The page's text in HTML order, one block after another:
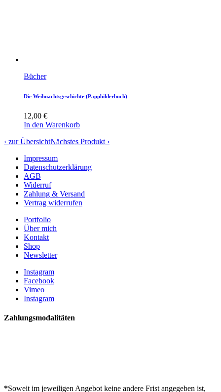
Bücher
Die Weihnachtsgeschichte (Pappbilderbuch)
12,00 €
In den Warenkorb
‹ zur ÜbersichtNächstes Produkt ›
Impressum
Datenschutzerklärung
AGB
Widerruf
Zahlung & Versand
Vertrag widerrufen
Portfolio
Über mich
Kontakt
Shop
Newsletter
Instagram
Facebook
Vimeo
Instagram
Zahlungsmodalitäten
*Soweit im jeweiligen Angebot keine andere Frist angegeben ist,